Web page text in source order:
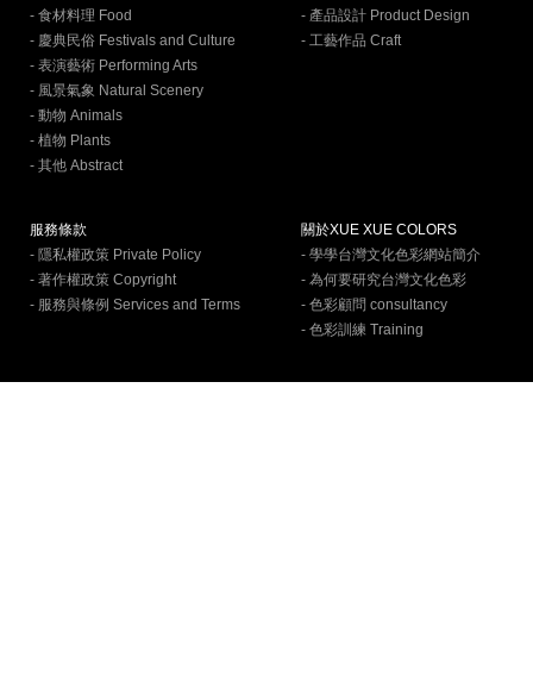
- 食材料理 Food
- 慶典民俗 Festivals and Culture
- 表演藝術 Performing Arts
- 風景氣象 Natural Scenery
- 動物 Animals
- 植物 Plants
- 其他 Abstract
- 產品設計 Product Design
- 工藝作品 Craft
服務條款
- 隱私權政策 Private Policy
- 著作權政策 Copyright
- 服務與條例 Services and Terms
關於XUE XUE COLORS
- 學學台灣文化色彩網站簡介
- 為何要研究台灣文化色彩
- 色彩顧問 consultancy
- 色彩訓練 Training